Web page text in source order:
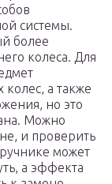
системы.
более
колеса. Для
а также
но это
Можно
и проверить
может
а эффекта